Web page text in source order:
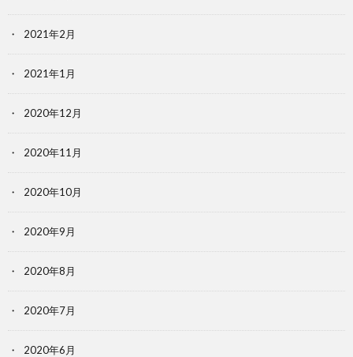
2021年2月
2021年1月
2020年12月
2020年11月
2020年10月
2020年9月
2020年8月
2020年7月
2020年6月